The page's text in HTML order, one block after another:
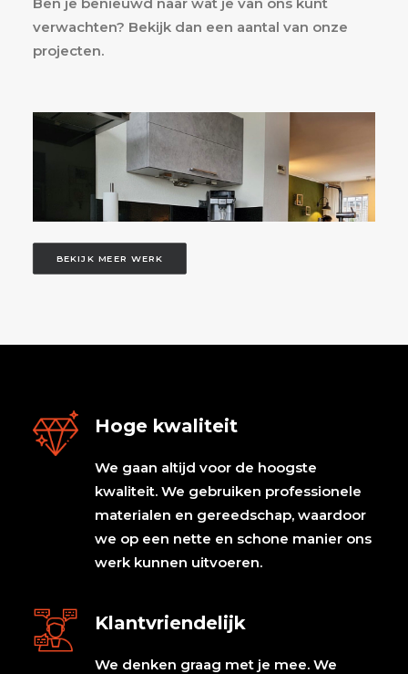
verwachten? Bekijk dan een aantal van onze
projecten.
BEKIJK MEER WERK
Hoge kwaliteit
We gaan altijd voor de hoogste
kwaliteit. We gebruiken professionele
materialen en gereedschap, waardoor
we op een nette en schone manier ons
werk kunnen uitvoeren.
Klantvriendelijk
We denken graag met je mee. We